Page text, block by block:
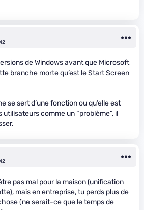
de Windows avant que Microsoft
branche morte qu’est le Start Screen
se sert d’une fonction ou qu’elle est
comme un “problème”, il
pas mal pour la maison (unification
mais en entreprise, tu perds plus de
(ne serait-ce que le temps de